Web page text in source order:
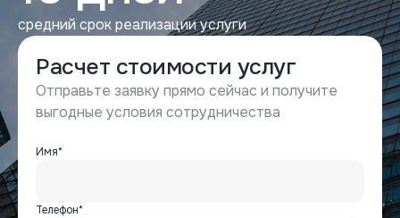
средний срок реализации услуги
Расчет стоимости услуг
Отправьте заявку прямо сейчас и получите
выгодные условия сотрудничества
Имя*
Телефон*